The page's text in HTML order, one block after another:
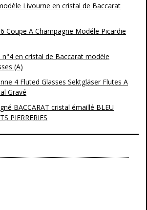
Livourne en cristal de Baccarat
Coupe A Champagne Modéle Picardie
n°4 en cristal de Baccarat modèle
(A)
4 Fluted Glasses Sektgläser Flutes A
Gravé
BACCARAT cristal émaillé BLEU
PIERRERIES